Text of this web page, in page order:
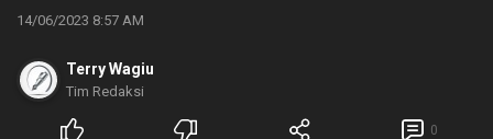
14/06/2023 8:57 AM
Terry Wagiu
Tim Redaksi
0